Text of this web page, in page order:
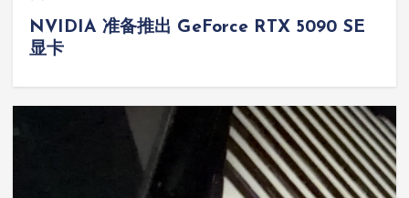
NVIDIA 准备推出 GeForce RTX 5090 SE
显卡